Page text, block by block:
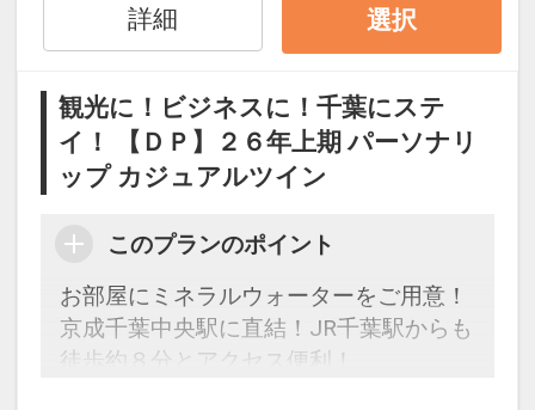
２９日前以降の宿泊条件の変更（部屋、
人数、おとな・こどもの内訳、食事条
ここがポイント！
●お部屋にミネラルウォーターをご用
本）
※旅行代金に含まれます。
「食事なしプラン」と「朝食付プラン」
詳細 選択
観光に！ビジネスに！千葉にステ
イ！ 【ＤＰ】２６年上期 パーソナリ
ップ カジュアルツイン
このプランのポイント
お部屋にミネラルウォーターをご用意！
京成千葉中央駅に直結！JR千葉駅からも
徒歩約８分とアクセス便利！